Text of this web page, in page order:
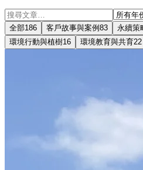
全部186 客戶故事與案例 83 永續策
環境行動與植樹16 環境教育與共育22